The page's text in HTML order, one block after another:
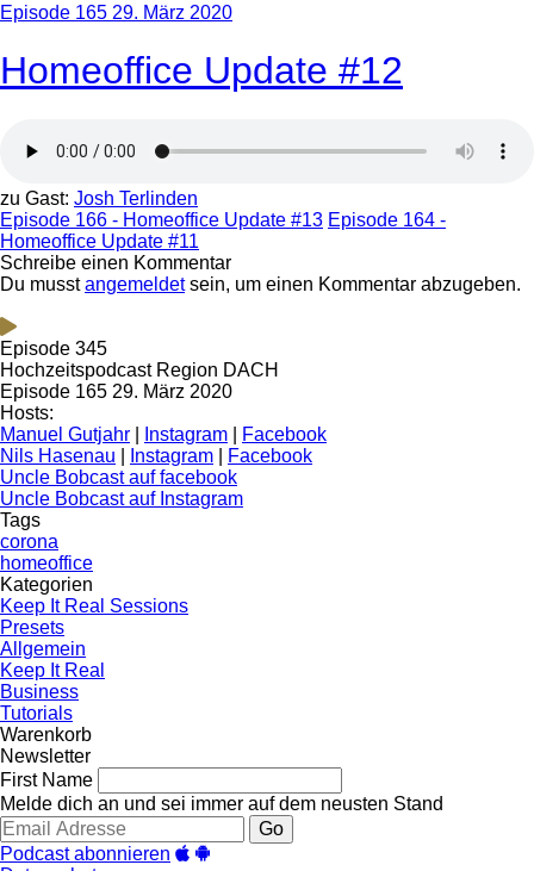
Episode 165 29. März 2020
Homeoffice Update #12
zu Gast: Josh Terlinden
Episode 166 - Homeoffice Update #13 Episode 164 -
Homeoffice Update #11
Schreibe einen Kommentar
Du musstangemeldetsein, um einen Kommentar abzugeben.
Episode 345
Hochzeitspodcast Region DACH
Episode 165 29. März 2020
Hosts:
Manuel Gutjahr
Instagram
Facebook
Nils Hasenau
Instagram
Facebook
Uncle Bobcast auf facebook
Uncle Bobcast auf Instagram
Tags
corona
homeoffice
Kategorien
Keep It Real Sessions
Presets
Allgemein
Keep It Real
Business
Tutorials
Warenkorb
Newsletter
First Name
Melde dich an und sei immer auf dem neusten Stand
Go
Podcast abonnieren